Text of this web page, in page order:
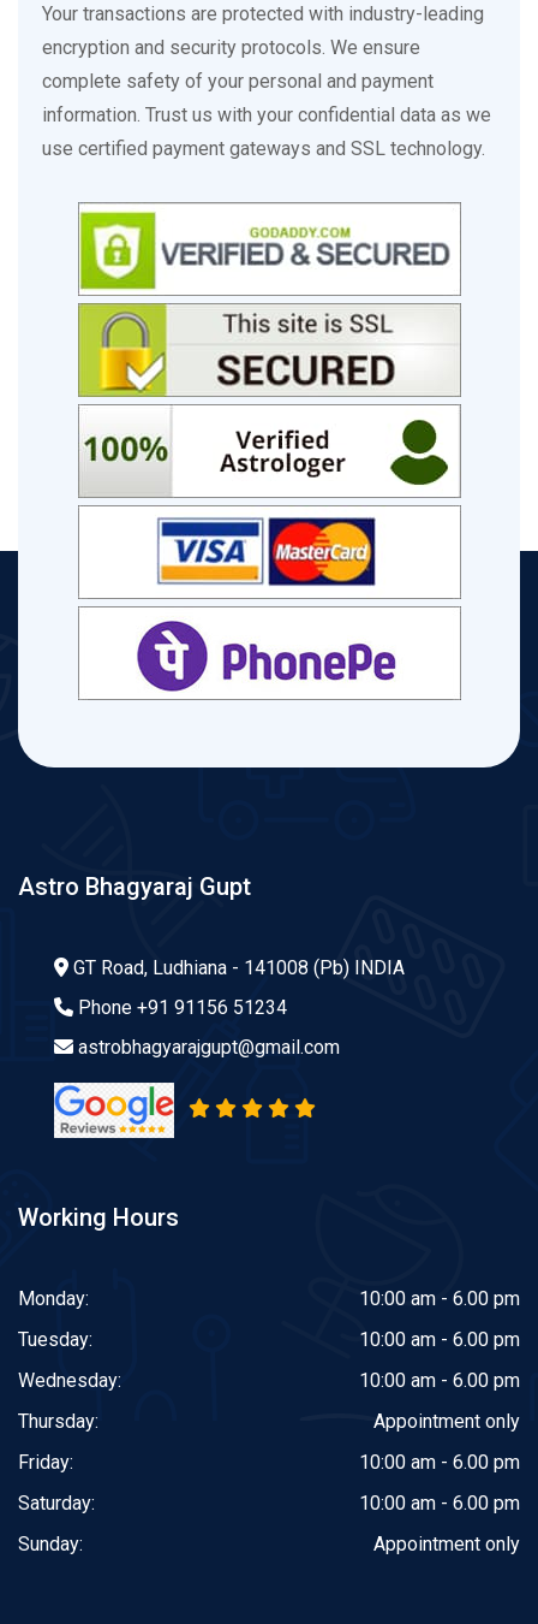
navamsa, divisional chart d9, drekkana d3, saptamsha d7,
effects, results, influence, outcome, analysis, remedies,
upayas, gemstone therapy, mantra japa, fasting, puja, vastu
shanti, graha shanti, shubh, ashubh, good, bad, positive,
negative, aspects, challenges, difficulties, harmony,
fulfillment, joy, happiness, security, stability, traditional,
modern, western, kp system, jaimini, parashari, bhrigu,
nadi, chart reading, consultation, astrologer, vedanga
jyotish, hindustani jyotish, indian astrology, future, forecast,
bhagya, bhav, bhavas, houses, lagnesh, sukhesh, labhesh,
dhanesh, mangesh, ayesh, vyayesh, shashtesh, kalatra
bhava, jeevansathi, vivah, shadi, prem vivah, arranged
marriage, second marriage, multiple affairs, infidelity,
moral values, ethical conduct, family reputation, social
status, respect, honor, fame, recognition, art, music,
fashion, modeling, cinema, glamour, wealth accumulation,
inheritance, sudden gain, joint assets, shared resources,
emotional depth, psychological understanding, intense
desires, hidden motivations, healing, personal growth,
spiritual awakening, dharma, artha, kama, moksha,
purusharthas, destiny, fate, karma, past life connections,
married life, successful collaboration, business joint
Your transactions are protected with industry-leading
encryption and security protocols. We ensure
complete safety of your personal and payment
information. Trust us with your confidential data as we
use certified payment gateways and SSL technology.
Astro Bhagyaraj Gupt
GT Road, Ludhiana - 141008 (Pb) INDIA
Phone +91 91156 51234
astrobhagyarajgupt@gmail.com
Working Hours
Monday:
10:00 am - 6.00 pm
Tuesday:
10:00 am - 6.00 pm
Wednesday:
10:00 am - 6.00 pm
Thursday:
Appointment only
Friday:
10:00 am - 6.00 pm
Saturday:
10:00 am - 6.00 pm
Sunday:
Appointment only